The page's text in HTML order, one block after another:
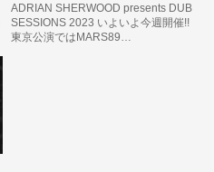
ADRIAN SHERWOOD presents DUB
SESSIONS 2023 いよいよ今週開催!!
東京公演ではMARS89…